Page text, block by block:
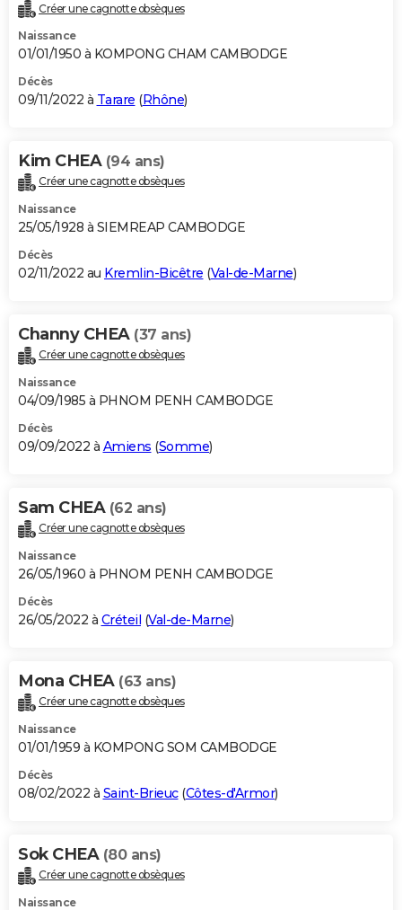
Créer une cagnotte obsèques
Naissance
01/01/1950 à KOMPONG CHAM CAMBODGE
Décès
09/11/2022 à Tarare (Rhône)
Kim CHEA (94 ans)
Créer une cagnotte obsèques
Naissance
25/05/1928 à SIEMREAP CAMBODGE
Décès
02/11/2022 au Kremlin-Bicêtre (Val-de-Marne)
Channy CHEA (37 ans)
Créer une cagnotte obsèques
Naissance
04/09/1985 à PHNOM PENH CAMBODGE
Décès
09/09/2022 à Amiens (Somme)
Sam CHEA (62 ans)
Créer une cagnotte obsèques
Naissance
26/05/1960 à PHNOM PENH CAMBODGE
Décès
26/05/2022 à Créteil (Val-de-Marne)
Mona CHEA (63 ans)
Créer une cagnotte obsèques
Naissance
01/01/1959 à KOMPONG SOM CAMBODGE
Décès
08/02/2022 à Saint-Brieuc(Côtes-d'Armor)
Sok CHEA (80 ans)
Créer une cagnotte obsèques
Naissance